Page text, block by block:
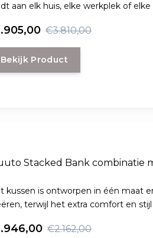
aan elk huis, elke werkplek of
€3.810,00
Bekijk Product
Stacked Bank combinatie
kussen is ontworpen in één maat
terwijl het extra comfort en
€2.162,00